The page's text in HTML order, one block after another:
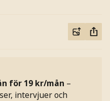
för 19 kr/mån –
intervjuer och